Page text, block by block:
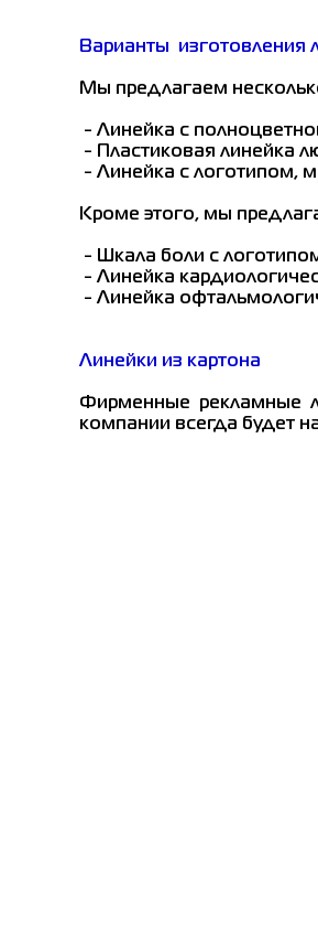
Варианты изготовления
Мы предлагаем
- Линейка с
- Пластиковая линейка
- Линейка с логотипом,
Кроме этого, мы
- Шкала боли с
- Линейка
- Линейка
Линейки из картона
Фирменные рекламные
компании всегда будет